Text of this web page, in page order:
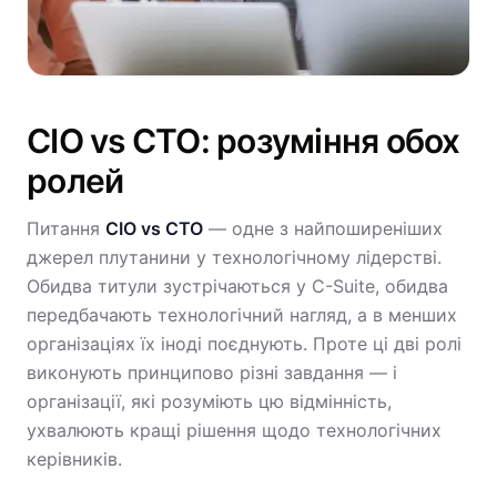
CIO vs CTO: розуміння обох
ролей
Питання CIO vs CTO — одне з найпоширеніших
джерел плутанини у технологічному лідерстві.
Обидва титули зустрічаються у C-Suite, обидва
передбачають технологічний нагляд, а в менших
організаціях їх іноді поєднують. Проте ці дві ролі
виконують принципово різні завдання — і
організації, які розуміють цю відмінність,
ухвалюють кращі рішення щодо технологічних
керівників.